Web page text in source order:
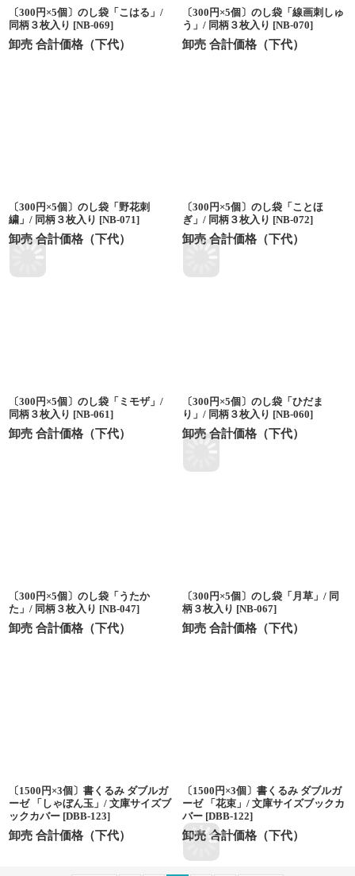
〔300円×5個〕のし袋「こはる」/
同柄３枚入り [NB-069]
卸売 合計価格（下代）
〔300円×5個〕のし袋「線画刺しゅ
う」/ 同柄３枚入り [NB-070]
卸売 合計価格（下代）
〔300円×5個〕のし袋「野花刺
繍」/ 同柄３枚入り [NB-071]
卸売 合計価格（下代）
〔300円×5個〕のし袋「ことほ
ぎ」/ 同柄３枚入り [NB-072]
卸売 合計価格（下代）
〔300円×5個〕のし袋「ミモザ」/
同柄３枚入り [NB-061]
卸売 合計価格（下代）
〔300円×5個〕のし袋「ひだま
り」/ 同柄３枚入り [NB-060]
卸売 合計価格（下代）
〔300円×5個〕のし袋「うたか
た」/ 同柄３枚入り [NB-047]
卸売 合計価格（下代）
〔300円×5個〕のし袋「月草」/ 同
柄３枚入り [NB-067]
卸売 合計価格（下代）
〔1500円×3個〕書くるみ ダブルガ
ーゼ 「しゃぼん玉」/ 文庫サイズブ
ックカバー [DBB-123]
卸売 合計価格（下代）
〔1500円×3個〕書くるみ ダブルガ
ーゼ 「花束」/ 文庫サイズブックカ
バー [DBB-122]
卸売 合計価格（下代）